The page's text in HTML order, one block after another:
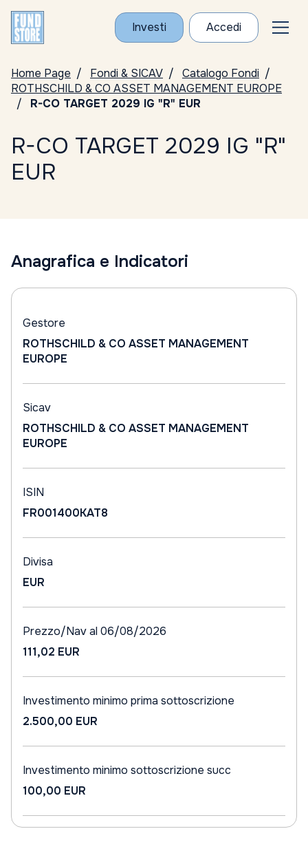
Investi Accedi
Home Page Fondi & SICAV
Catalogo Fondi
ROTHSCHILD & CO ASSET MANAGEMENT EUROPE
R-CO TARGET 2029 IG "R" EUR
R-CO TARGET 2029 IG "R"
EUR
Anagrafica e Indicatori
Gestore
ROTHSCHILD & CO ASSET MANAGEMENT
EUROPE
Sicav
ROTHSCHILD & CO ASSET MANAGEMENT
EUROPE
ISIN
FR001400KAT8
Divisa
EUR
Prezzo/Nav al 06/08/2026
111,02 EUR
Investimento minimo prima sottoscrizione
2.500,00 EUR
Investimento minimo sottoscrizione succ
100,00 EUR